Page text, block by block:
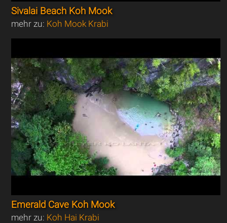
Sivalai Beach Koh Mook
mehr zu: Koh Mook Krabi
Emerald Cave Koh Mook
mehr zu: Koh Hai Krabi